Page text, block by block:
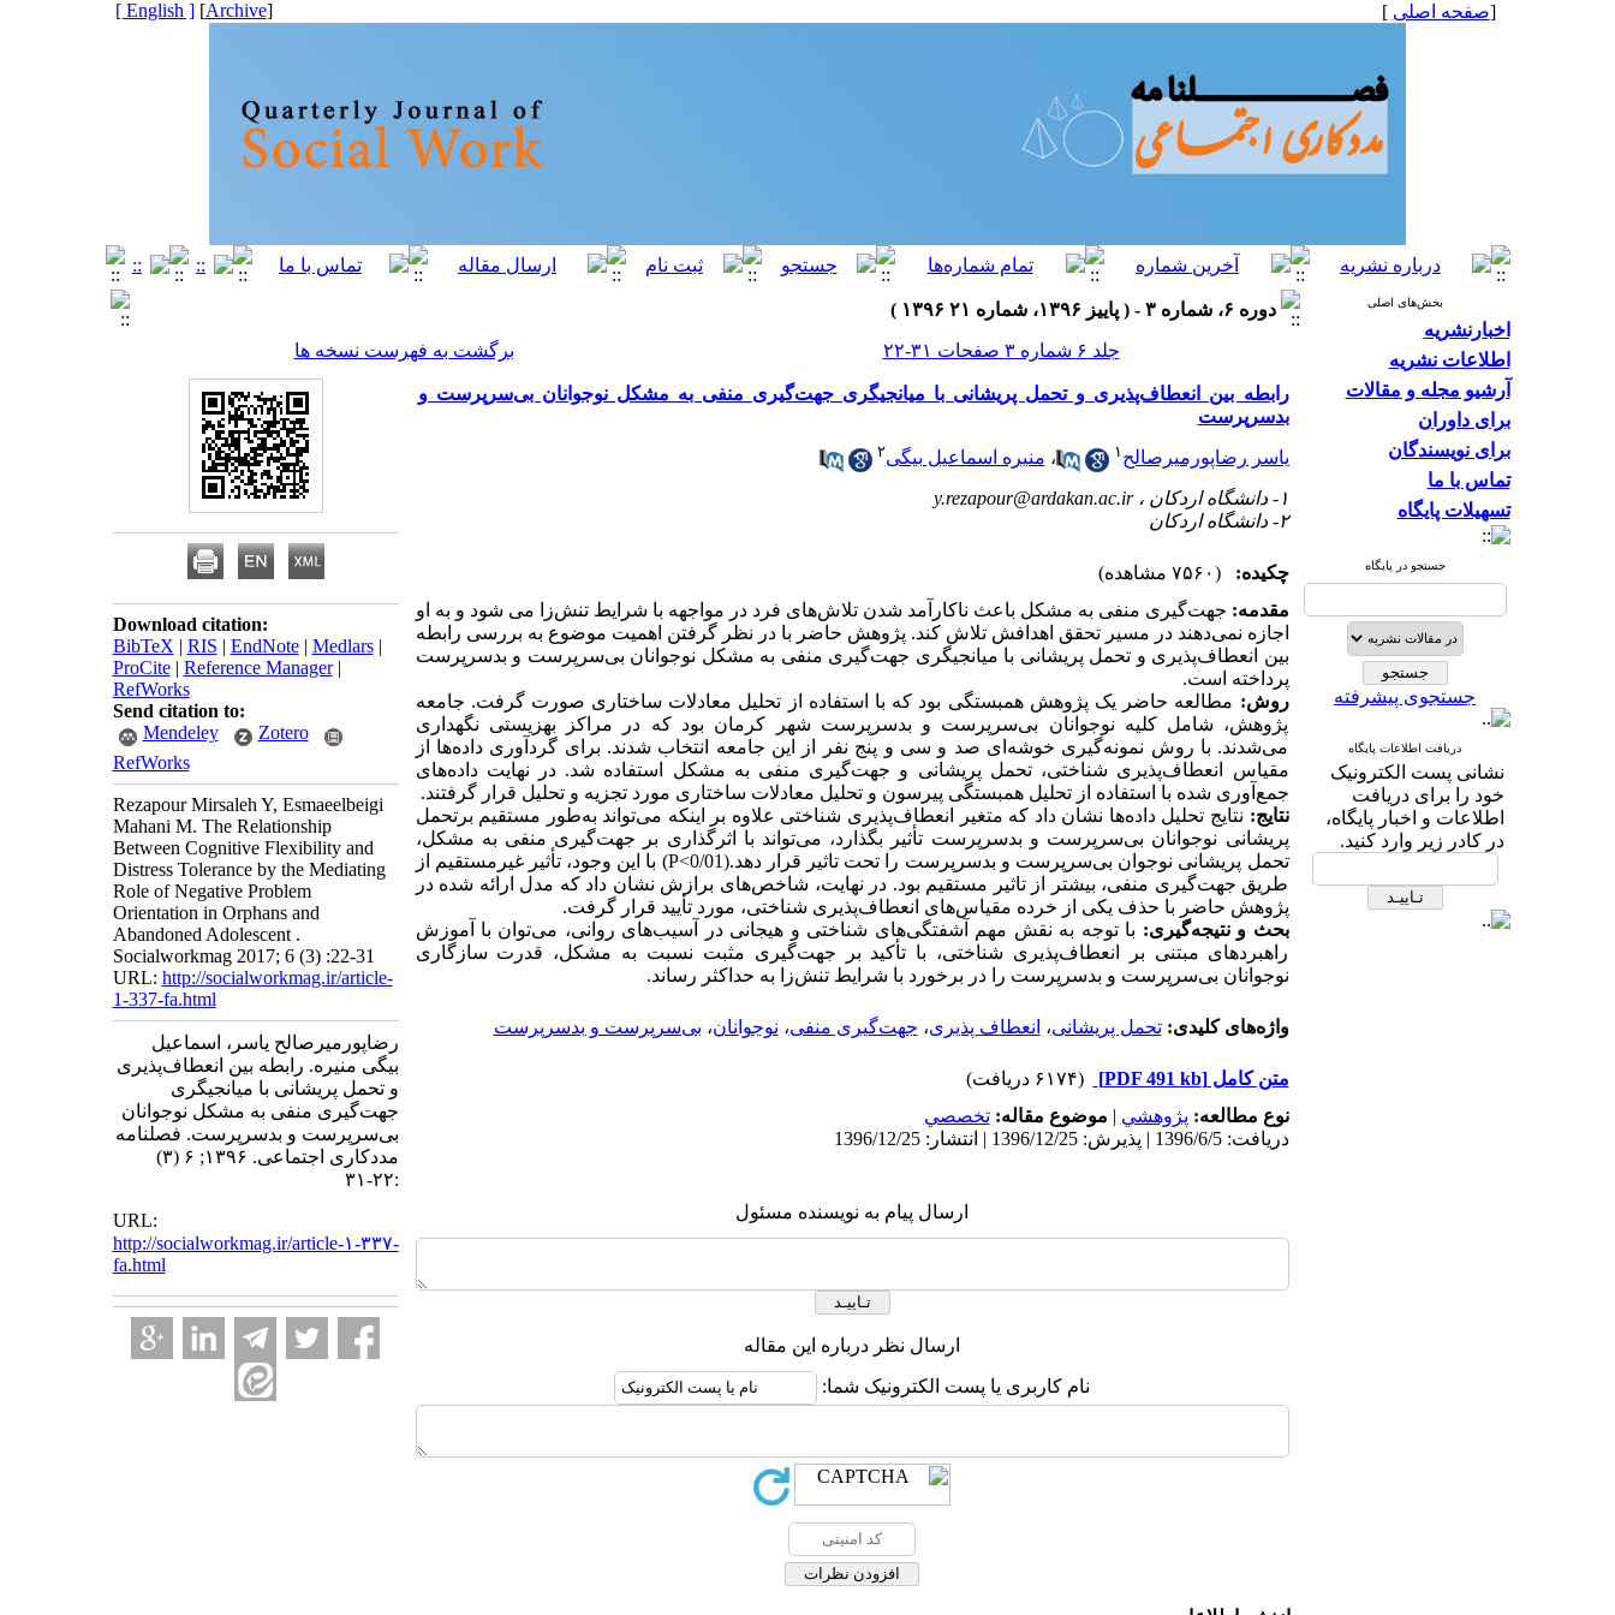
[صفحه اصلی ]
[
Archive
]
[ English ]
بخش‌های اصلی
اخبارنشریه
اطلاعات نشریه
آرشیو مجله و مقالات
برای داوران
برای نویسندگان
تماس با ما
تسهیلات پایگاه
جستجو در پایگاه
جستجوی پیشرفته
دریافت اطلاعات پایگاه
نشانی پست الکترونیک
خود را برای دریافت
اطلاعات و اخبار پایگاه،
در کادر زیر وارد کنید.
دوره ۶، شماره ۳ - ( پاییز ۱۳۹۶، شماره ۲۱ ۱۳۹۶ )
جلد ۶ شماره ۳ صفحات ۳۱-۲۲
برگشت به فهرست نسخه ها
رابطه بین انعطاف‌پذیری و تحمل پریشانی با میانجیگری جهت‌گیری منفی به مشکل نوجوانان بی‌سرپرست و
بدسرپرست
یاسر رضاپورمیرصالح ۱ ، منیره اسماعیل بیگی۲
۱- دانشگاه اردکان ،
y.rezapour@ardakan.ac.ir
۲- دانشگاه اردکان
چکیده:
(۷۵۶۰ مشاهده)
مقدمه: جهت‌گیری منفی به مشکل باعث ناکارآمد شدن تلاش‌های فرد در مواجهه با شرایط تنش‌زا می‏ شود و به او
اجازه نمی‌دهند در مسیر تحقق اهدافش تلاش کند. پژوهش حاضر با در نظر گرفتن اهمیت موضوع به بررسی رابطه
بین انعطاف‌پذیری و تحمل پریشانی با میانجیگری جهت‌گیری منفی به مشکل نوجوانان بی‌سرپرست و بدسرپرست
پرداخته است.
روش: مطالعه حاضر یک پژوهش همبستگی بود که با استفاده از تحلیل معادلات ساختاری صورت گرفت. جامعه
پژوهش، شامل کلیه نوجوانان بی‌سرپرست و بدسرپرست شهر‌ کرمان بود که در مراکز بهزیستی نگهداری
می‌شدند. با روش نمونه‌گیری خوشه‌ای صد و سی و پنج نفر از این جامعه انتخاب شدند. برای گردآوری داده‌ها از
مقیاس انعطاف‌پذیری شناختی، تحمل پریشانی و جهت‌گیری منفی به مشکل استفاده شد. در نهایت داده‌های
جمع‌آوری شده با استفاده از تحلیل همبستگی پیرسون و تحلیل معادلات ساختاری مورد تجزیه و تحلیل قرار گرفتند.
نتایج: نتایج تحلیل داده‌ها نشان داد که متغیر انعطاف‌پذیری شناختی علاوه بر اینکه می‌تواند به‌طور مستقیم برتحمل
پریشانی نوجوانان بی‌سرپرست و بدسرپرست تأثیر بگذارد، می‌تواند با اثرگذاری بر جهت‌گیری منفی به مشکل،
تحمل پریشانی نوجوان بی‌سرپرست و بدسرپرست را تحت تاثیر قرار دهد.(0/01>P) با این وجود، تأثیر غیرمستقیم از
طریق جهت‌گیری منفی، بیشتر از تاثیر مستقیم بود. در نهایت، شاخص‌های برازش نشان داد که مدل ارائه شده در
پژوهش حاضر با حذف یکی از خرده مقیاس‌های انعطاف‌پذیری شناختی، مورد تأیید قرار گرفت.
بحث و نتیجه‌گیری: با توجه به نقش مهم آشفتگی‌های شناختی و هیجانی در آسیب‌های روانی، می‌توان با آموزش
راهبردهای مبتنی بر انعطاف‌پذیری شناختی، با تأکید بر جهت‌گیری مثبت نسبت به مشکل، قدرت سازگاری
نوجوانان بی‌سرپرست و بدسرپرست را در برخورد با شرایط تنش‌زا به حداکثر رساند.
واژه‌های کلیدی:تحمل پریشانی، انعطاف پذیری، جهت‌گیری منفی، نوجوانان، بی‌سرپرست و بدسرپرست
متن کامل[PDF 491 kb]
(۶۱۷۴ دریافت)
نوع مطالعه: پژوهشي | موضوع مقاله:تخصصي
دریافت: 1396/6/5 | پذیرش: 1396/12/25 | انتشار: 1396/12/25
ارسال پیام به نویسنده مسئول
ارسال نظر درباره این مقاله
نام کاربری یا پست الکترونیک شما:
Download citation:
BibTeX | RIS | EndNote| Medlars|
ProCite| Reference Manager|
RefWorks
Send citation to:
Mendeley
Zotero
RefWorks
Rezapour Mirsaleh Y, Esmaeelbeigi
Mahani M. The Relationship
Between Cognitive Flexibility and
Distress Tolerance by the Mediating
Role of Negative Problem
Orientation in Orphans and
Abandoned Adolescent .
Socialworkmag 2017; 6 (3) :22-31
URL: http://socialworkmag.ir/article-
1-337-fa.html
رضاپورمیرصالح یاسر، اسماعیل
بیگی منیره. رابطه بین انعطاف‌پذیری
و تحمل پریشانی با میانجیگری
جهت‌گیری منفی به مشکل نوجوانان
بی‌سرپرست و بدسرپرست. فصلنامه
مددکاری اجتماعی. ۱۳۹۶; ۶ (۳)
:۲۲-۳۱
URL:
http://socialworkmag.ir/article-۱-۳۳۷-
fa.html